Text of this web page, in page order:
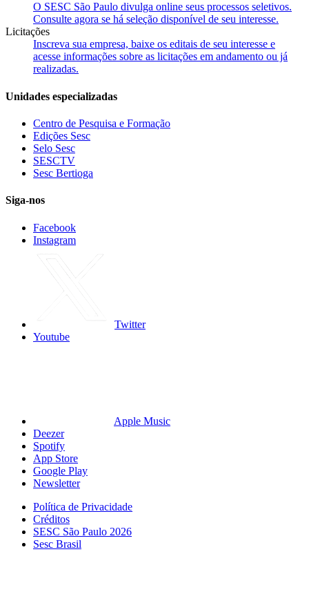
O SESC São Paulo divulga online seus processos seletivos.
Consulte agora se há seleção disponível de seu interesse.
Licitações
Inscreva sua empresa, baixe os editais de seu interesse e
acesse informações sobre as licitações em andamento ou já
realizadas.
Unidades especializadas
Centro de Pesquisa e Formação
Edições Sesc
Selo Sesc
SESCTV
Sesc Bertioga
Siga-nos
Facebook
Instagram
Twitter
Youtube
Apple Music
Deezer
Spotify
App Store
Google Play
Newsletter
Política de Privacidade
Créditos
SESC São Paulo 2026
Sesc Brasil